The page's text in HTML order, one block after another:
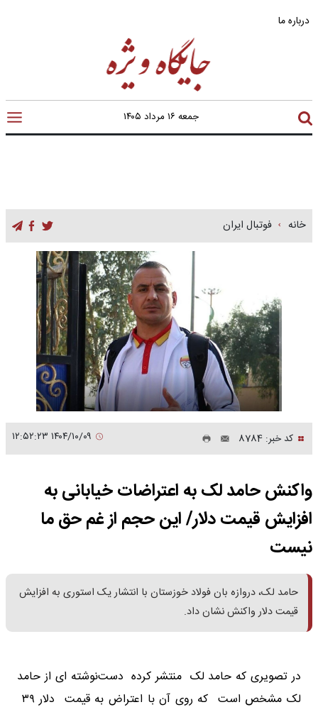
درباره ما
جمعه ۱۶ مرداد ۱۴۰۵
خانه فوتبال ایران
کد خبر: 8784
واکنش حامد لک به اعتراضات خیابانی به
افزایش قیمت دلار/ این حجم از غم حق ما
نیست
حامد لک، دروازه بان فولاد خوزستان با انتشار یک استوری به افزایش
قیمت دلار واکنش نشان داد.
در تصویری که حامد لک منتشر کرده دست‌نوشته ای از حامد